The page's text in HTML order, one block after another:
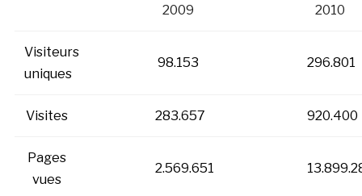
2009 2010
Visiteurs
uniques
98.153 296.801
Visites 283.657 920.400
Pages
vues
2.569.651